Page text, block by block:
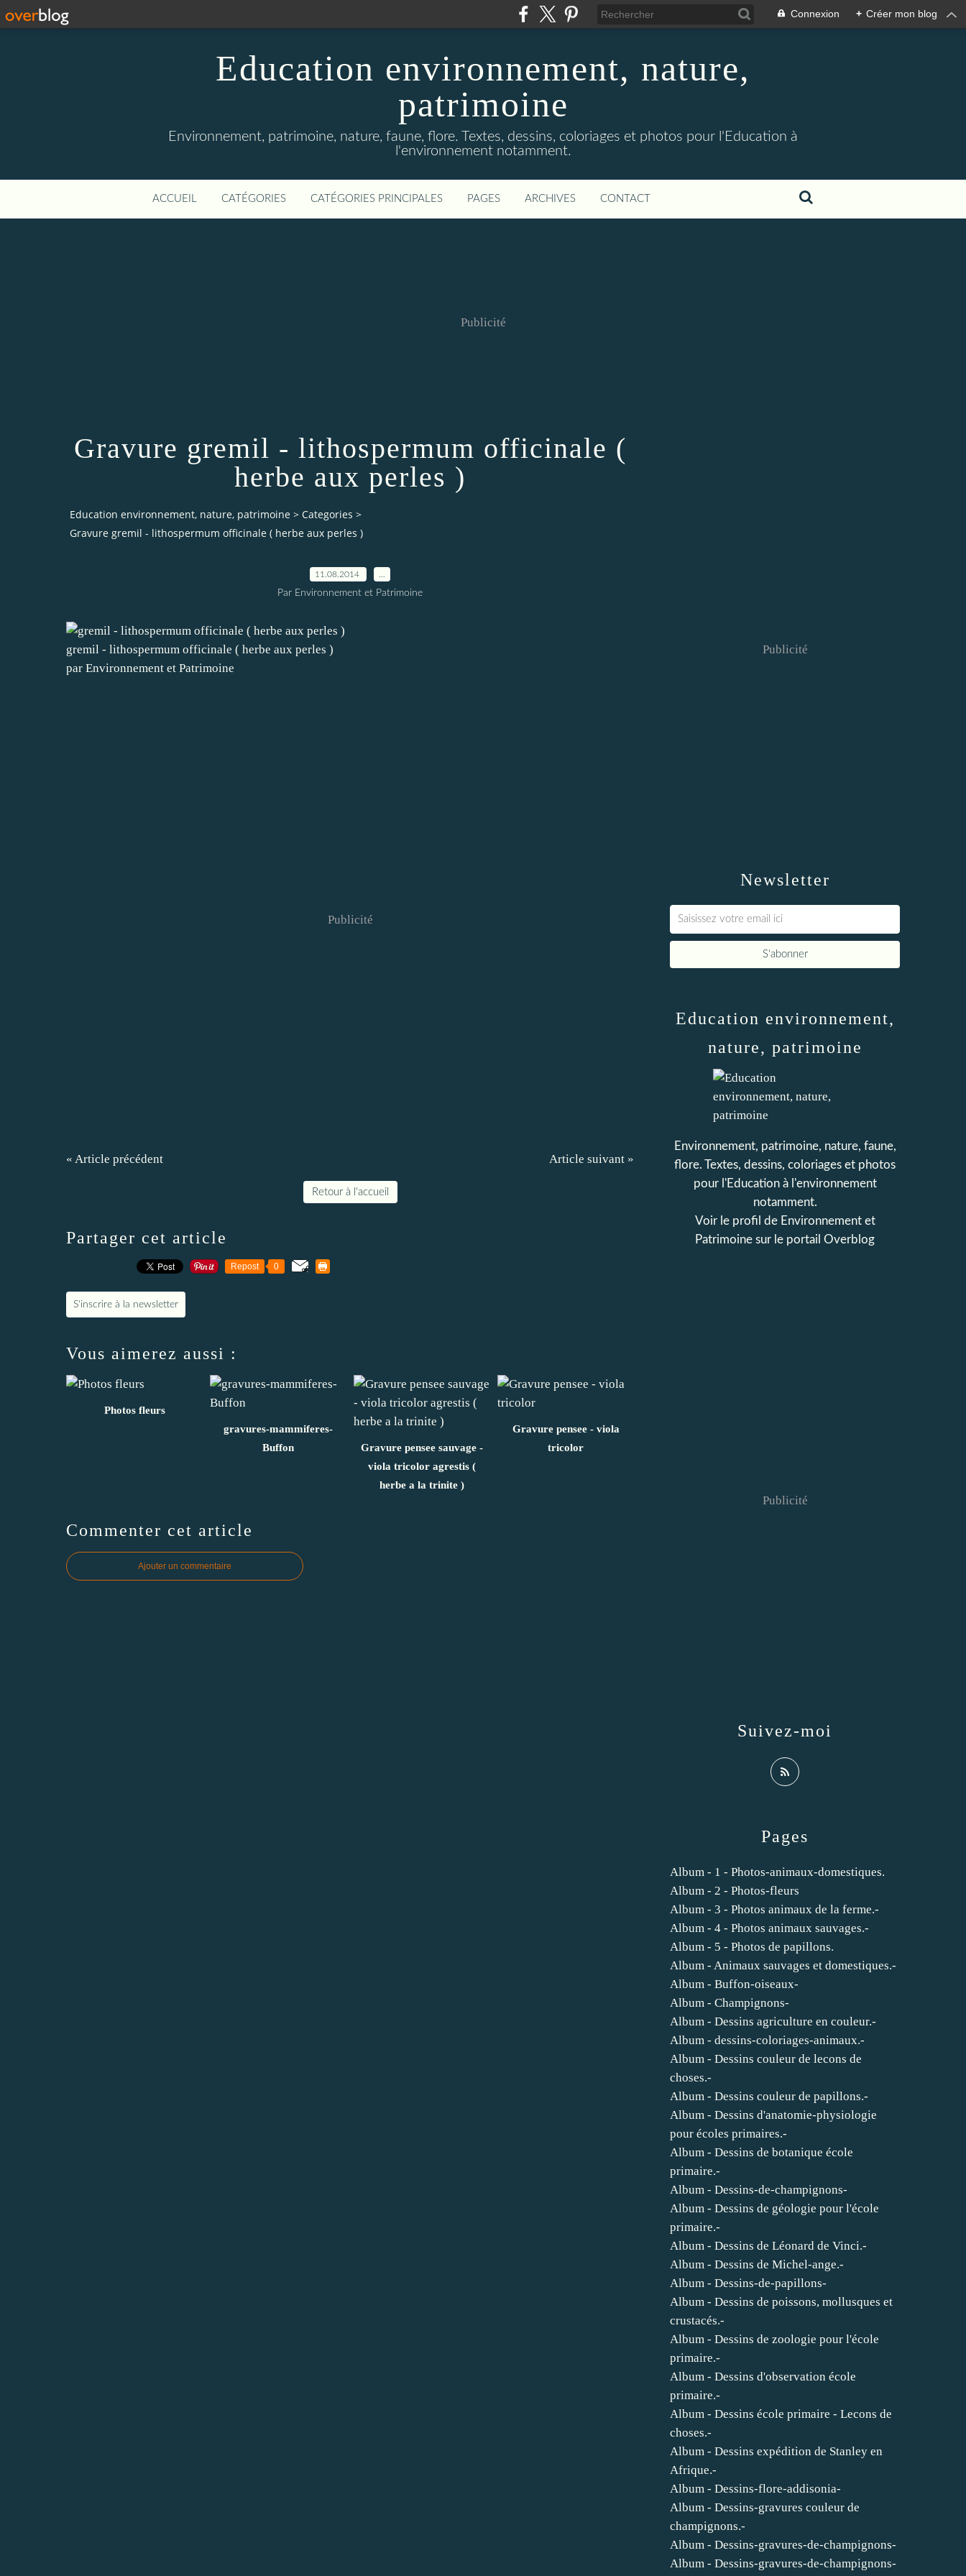
Connexion + Créer mon blog
Education environnement, nature,
patrimoine
Environnement, patrimoine, nature, faune, flore. Textes, dessins, coloriages et photos pour l'Education à
l'environnement notamment.
ACCUEIL CATÉGORIES CATÉGORIES PRINCIPALES PAGES ARCHIVES CONTACT
Publicité
Gravure gremil - lithospermum officinale (
herbe aux perles )
Education environnement, nature, patrimoine > Categories >
Gravure gremil - lithospermum officinale ( herbe aux perles )
11.08.2014
Par Environnement et Patrimoine
gremil - lithospermum officinale ( herbe aux perles )
par Environnement et Patrimoine
Publicité
« Article précédent Article suivant »
Retour à l'accueil
Partager cet article
Repost 0
S'inscrire à la newsletter
Vous aimerez aussi :
Photos fleurs
gravures-mammiferes-
Buffon
Gravure pensee sauvage -
viola tricolor agrestis (
herbe a la trinite )
Gravure pensee - viola
tricolor
Commenter cet article
Ajouter un commentaire
Newsletter
Publicité
Pages
Album - 1 - Photos-animaux-domestiques.
Album - 2 - Photos-fleurs
Album - 3 - Photos animaux de la ferme.-
Album - 4 - Photos animaux sauvages.-
Album - 5 - Photos de papillons.
Album - Animaux sauvages et domestiques.-
Album - Buffon-oiseaux-
Album - Champignons-
Album - Dessins agriculture en couleur.-
Album - dessins-coloriages-animaux.-
Album - Dessins couleur de lecons de
choses.-
Album - Dessins couleur de papillons.-
Album - Dessins d'anatomie-physiologie
pour écoles primaires.-
Album - Dessins de botanique école
primaire.-
Album - Dessins-de-champignons-
Album - Dessins de géologie pour l'école
primaire.-
Album - Dessins de Léonard de Vinci.-
Album - Dessins de Michel-ange.-
Album - Dessins-de-papillons-
Album - Dessins de poissons, mollusques et
crustacés.-
Album - Dessins de zoologie pour l'école
primaire.-
Album - Dessins d'observation école
primaire.-
Album - Dessins école primaire - Lecons de
choses.-
Album - Dessins expédition de Stanley en
Afrique.-
Album - Dessins-flore-addisonia-
Album - Dessins-gravures couleur de
champignons.-
Album - Dessins-gravures-de-champignons-
Album - Dessins-gravures-de-champignons-
Education environnement,
nature, patrimoine
Environnement, patrimoine, nature, faune,
flore. Textes, dessins, coloriages et photos
pour l'Education à l'environnement
notamment.
Voir le profil de Environnement et
Patrimoine sur le portail Overblog
Suivez-moi
Publicité